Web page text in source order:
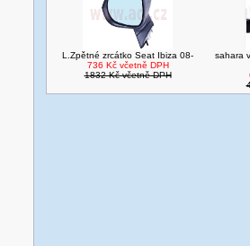
L.Zpětné zrcátko Seat Ibiza 08-
736 Kč včetně DPH
1832 Kč včetně DPH
sahara